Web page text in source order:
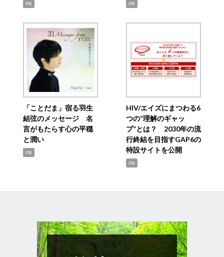
PR PR
「ことだま」宿る羽生
結弦のメッセージ 名
言がもたらす心の平穏
と潤い
PR
HIV/エイズにまつわる6
つの“理解のギャッ
プ”とは？ 2030年の流
行終結を目指すGAP6の
特設サイトを公開
PR